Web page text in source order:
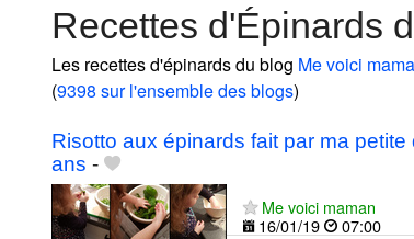
Recettes d'Épinards
Les recettes d'épinards du blog Me voici
(9398 sur l'ensemble des blogs)
Risotto aux épinards fait par ma petite
ans -
Me voici maman
16/01/19
07:00